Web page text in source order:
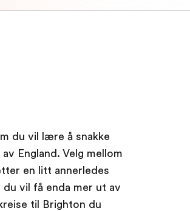
du vil lære å snakke
England. Velg mellom
en litt annerledes
vil få enda mer ut av
til Brighton du